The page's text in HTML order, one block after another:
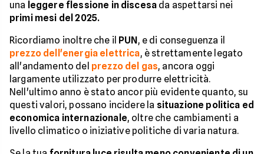
una leggere flessione in discesa da aspettarsi nei
primi mesi del 2025.
Ricordiamo inoltre che il PUN, e di conseguenza il
prezzo dell'energia elettrica, è strettamente legato
all'andamento del prezzo del gas, ancora oggi
largamente utilizzato per produrre elettricità.
Nell'ultimo anno è stato ancor più evidente quanto, su
questi valori, possano incidere la situazione politica ed
economica internazionale, oltre che cambiamenti a
livello climatico o iniziative politiche di varia natura.